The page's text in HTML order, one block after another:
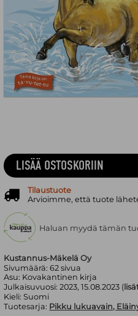
Kustannus-Mäkelä Oy
Sivumäärä:62 sivua
Asu: Kovakantinen kirja
Julkaisuvuosi:2023, 15.08.2023 (
Kieli:Suomi
Tuotesarja: Pikku lukuavain,
LISÄÄ OSTOSKORIIN
Tilaustuote
Arvioimme, että tuote
Haluan myydä tämän